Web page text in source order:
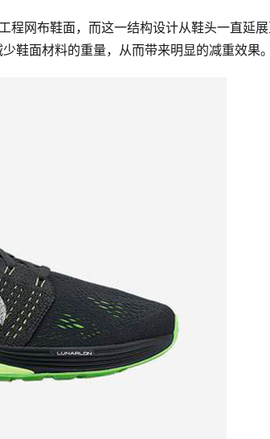
程网布鞋面，而这一结构设计从鞋头一直延
鞋面材料的重量，从而带来明显的减重效果